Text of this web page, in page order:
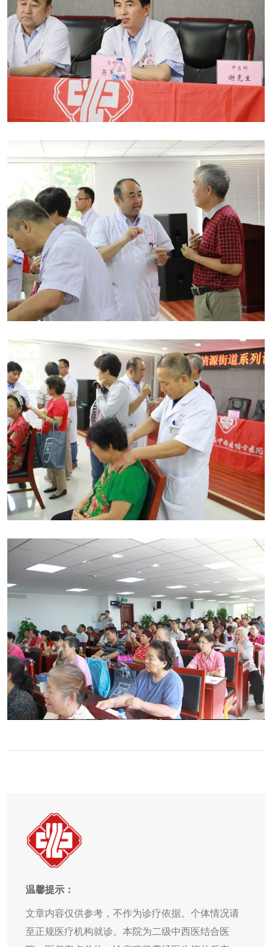
温馨提示：
文章内容仅供参考，不作为诊疗依据。个体情况请
至正规医疗机构就诊。本院为二级中西医结合医